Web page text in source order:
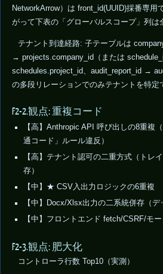
NetworkArrow）は front_id(UUID)採番専用
がって下表の「グローバルスコープ」列は
テナント到達経路: 子テーブルは
→ projects.company_id（または
schedules.project_id、audit_report_id →
の多段リレーションでのみテナントを特定
F2-2.観点: 重複コード
【高】Anthropic API 呼び出しの8重複
通コード」ルール違反）
【高】テナント認可の二重方式（トレ
存）
【中】★ CSV入出力ロジックの6重複
【中】Docx/Xlsx出力の二系統併存（デ
【中】フロントエンド fetch/CSRF/モ
F2-3.観点: 肥大化
コントローラ行数 Top10（実測）